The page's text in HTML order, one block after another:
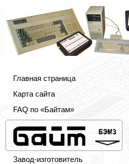
Главная страница
Карта сайта
FAQ по «Байтам»
Завод-изготовитель